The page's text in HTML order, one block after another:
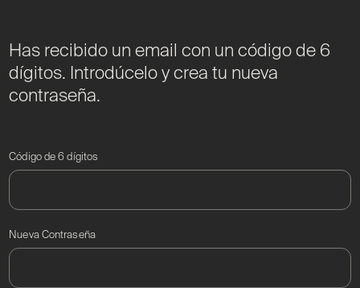
Has recibido un email con un código de 6
dígitos. Introdúcelo y crea tu nueva
contraseña.
Código de 6 dígitos
Nueva Contraseña